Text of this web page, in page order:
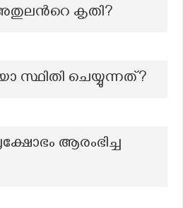
അതുലന്‍റെ കൃതി?
സ്ഥിതി ചെയ്യുന്നത്?
ആരംഭിച്ച